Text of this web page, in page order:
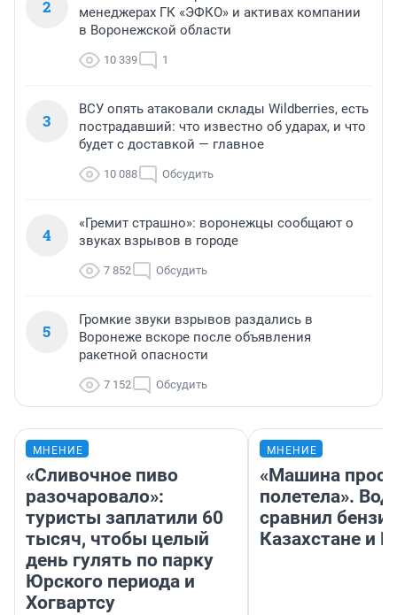
2
менеджерах ГК «ЭФКО» и активах компании
в Воронежской области
10 339 1
3
ВСУ опять атаковали склады Wildberries, есть
пострадавший: что известно об ударах, и что
будет с доставкой — главное
10 088 Обсудить
4
«Гремит страшно»: воронежцы сообщают о
звуках взрывов в городе
7 852 Обсудить
5
Громкие звуки взрывов раздались в
Воронеже вскоре после объявления
ракетной опасности
7 152 Обсудить
МНЕНИЕ
«Сливочное пиво
разочаровало»:
туристы заплатили 60
тысяч, чтобы целый
день гулять по парку
Юрского периода и
Хогвартсу
МНЕНИЕ
«Машина
полетела».
сравнил
Казахстане и